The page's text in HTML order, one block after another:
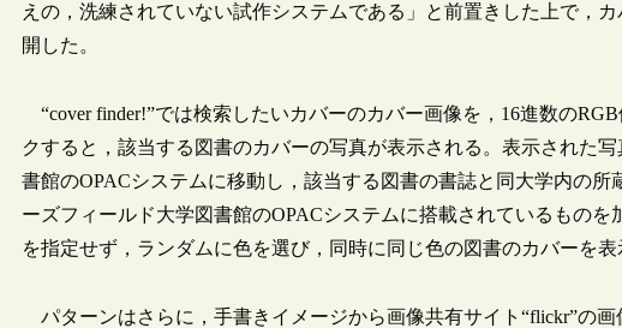
えの，洗練されていない試作システムである」と前置きした上で，
開した。
“cover finder!”では検索したいカバーのカバー画像を，16進数の
クすると，該当する図書のカバーの写真が表示される。表示された
書館のOPACシステムに移動し，該当する図書の書誌と同大学内の
ーズフィールド大学図書館のOPACシステムに搭載されているもの
を指定せず，ランダムに色を選び，同時に同じ色の図書のカバーを表
パターンはさらに，手書きイメージから画像共有サイト“flickr”の